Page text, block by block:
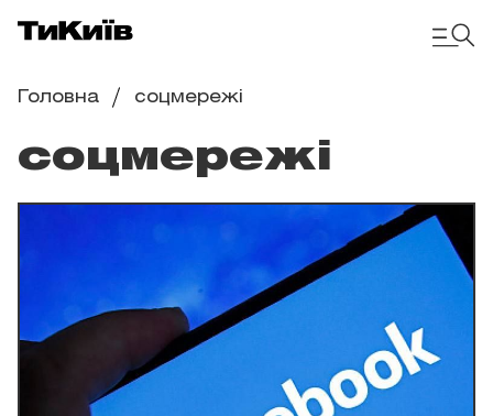
Головна соцмережі
соцмережі